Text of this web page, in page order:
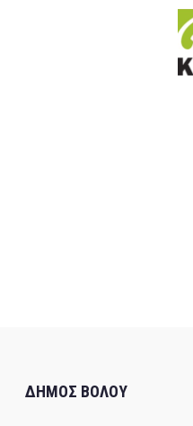
ΔΗΜΟΣ ΒΟΛΟΥ